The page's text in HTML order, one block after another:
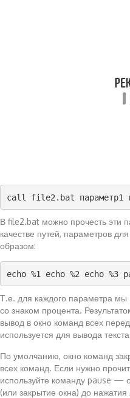
call file2.bat параметр1
В file2.bat можно прочесть эти
качестве путей, параметров
образом:
echo %1 echo %2 echo %3
Т.е. для каждого параметра мы
со знаком процента.
вывод в окно команд всех
используется для вывода
По умолчанию, окно команд
всех команд. Если нужно
используйте команду pause —
(или закрытие окна) до